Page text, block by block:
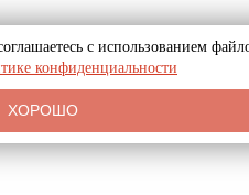
с использованием
конфиденциальности
ХОРОШО